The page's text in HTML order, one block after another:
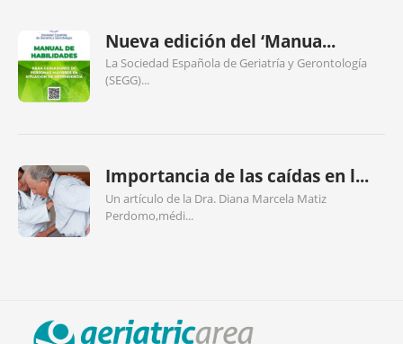
Nueva edición del ‘Manua...
La Sociedad Española de Geriatría y Gerontología
(SEGG)...
Importancia de las caídas en l...
Un artículo de la Dra. Diana Marcela Matiz
Perdomo,médi...